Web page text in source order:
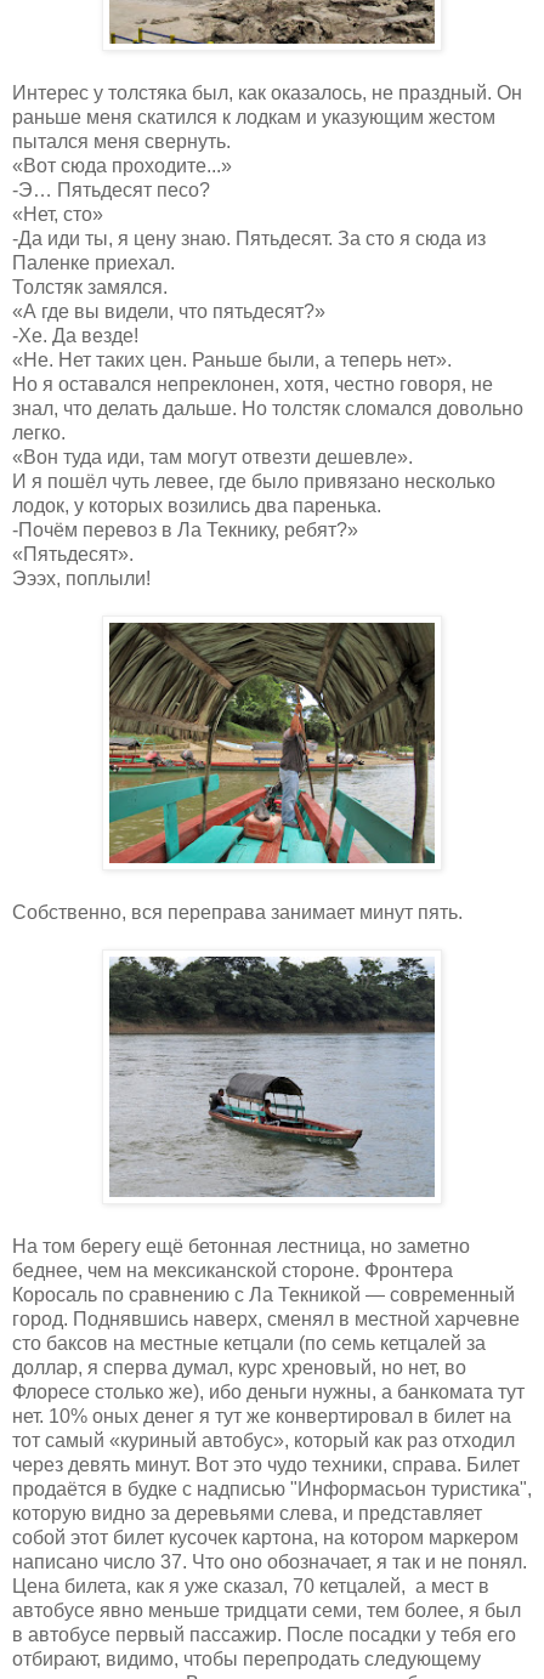
Интерес у толстяка был, как оказалось, не праздный. Он
раньше меня скатился к лодкам и указующим жестом
пытался меня свернуть.
«Вот сюда проходите...»
-Э… Пятьдесят песо?
«Нет, сто»
-Да иди ты, я цену знаю. Пятьдесят. За сто я сюда из
Паленке приехал.
Толстяк замялся.
«А где вы видели, что пятьдесят?»
-Хе. Да везде!
«Не. Нет таких цен. Раньше были, а теперь нет».
Но я оставался непреклонен, хотя, честно говоря, не
знал, что делать дальше. Но толстяк сломался довольно
легко.
«Вон туда иди, там могут отвезти дешевле».
И я пошёл чуть левее, где было привязано несколько
лодок, у которых возились два паренька.
-Почём перевоз в Ла Текнику, ребят?»
«Пятьдесят».
Эээх, поплыли!
Собственно, вся переправа занимает минут пять.
На том берегу ещё бетонная лестница, но заметно
беднее, чем на мексиканской стороне. Фронтера
Коросаль по сравнению с Ла Текникой — современный
город. Поднявшись наверх, сменял в местной харчевне
сто баксов на местные кетцали (по семь кетцалей за
доллар, я сперва думал, курс хреновый, но нет, во
Флоресе столько же), ибо деньги нужны, а банкомата тут
нет. 10% оных денег я тут же конвертировал в билет на
тот самый «куриный автобус», который как раз отходил
через девять минут. Вот это чудо техники, справа. Билет
продаётся в будке с надписью "Информасьон туристика",
которую видно за деревьями слева, и представляет
собой этот билет кусочек картона, на котором маркером
написано число 37. Что оно обозначает, я так и не понял.
Цена билета, как я уже сказал, 70 кетцалей, а мест в
автобусе явно меньше тридцати семи, тем более, я был
в автобусе первый пассажир. После посадки у тебя его
отбирают, видимо, чтобы перепродать следующему